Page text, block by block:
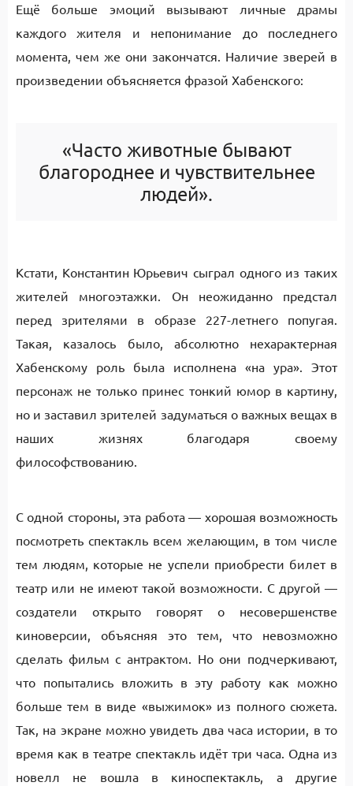
Ещё больше эмоций вызывают личные драмы
каждого жителя и непонимание до последнего
момента, чем же они закончатся. Наличие зверей в
произведении объясняется фразой Хабенского:
«Часто животные бывают
благороднее и чувствительнее
людей».
Кстати, Константин Юрьевич сыграл одного из таких
жителей многоэтажки. Он неожиданно предстал
перед зрителями в образе 227-летнего попугая.
Такая, казалось было, абсолютно нехарактерная
Хабенскому роль была исполнена «на ура». Этот
персонаж не только принес тонкий юмор в картину,
но и заставил зрителей задуматься о важных вещах в
наших жизнях благодаря своему
философствованию.
С одной стороны, эта работа — хорошая возможность
посмотреть спектакль всем желающим, в том числе
тем людям, которые не успели приобрести билет в
театр или не имеют такой возможности. С другой —
создатели открыто говорят о несовершенстве
киноверсии, объясняя это тем, что невозможно
сделать фильм с антрактом. Но они подчеркивают,
что попытались вложить в эту работу как можно
больше тем в виде «выжимок» из полного сюжета.
Так, на экране можно увидеть два часа истории, в то
время как в театре спектакль идёт три часа. Одна из
новелл не вошла в киноспектакль, а другие